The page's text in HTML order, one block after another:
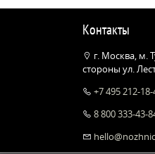
Контакты
г. Москва, м.
стороны ул.
+7 495 212-
8 800 333-43-